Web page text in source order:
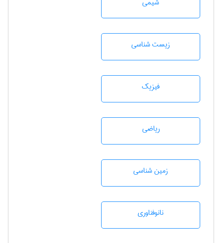
زيست شناسی
فیزیک
رياضی
زمين شناسی
نانوفناوری